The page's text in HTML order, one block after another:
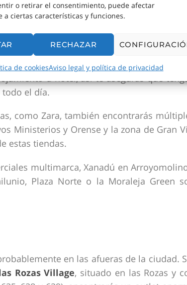
o retirar el consentimiento, puede afectar
a ciertas características y funciones.
RECHAZAR
de cookiesAviso legal y política de privacidad
otro, se accede fácilmente desde el
os recomiendo ir a laweb oficial de
comprar lo que quieras y
u hotel, así te aseguras que
el día.
como Zara, también encontrarás
Ministerios y Orense y la zona de Gran
estas tiendas.
multimarca, Xanadú en
Plaza Norte o la Moraleja Green
en las afueras de la ciudad.
Rozas Village, situado en las Rozas y